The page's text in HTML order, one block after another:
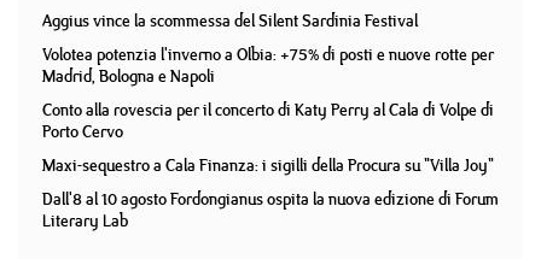
Aggius vince la scommessa del Silent Sardinia Festival
Volotea potenzia l'inverno a Olbia: +75% di posti e nuove rotte per
Madrid, Bologna e Napoli
Conto alla rovescia per il concerto di Katy Perry al Cala di Volpe di
Porto Cervo
Maxi-sequestro a Cala Finanza: i sigilli della Procura su "Villa Joy"
Dall'8 al 10 agosto Fordongianus ospita la nuova edizione di Forum
Literary Lab